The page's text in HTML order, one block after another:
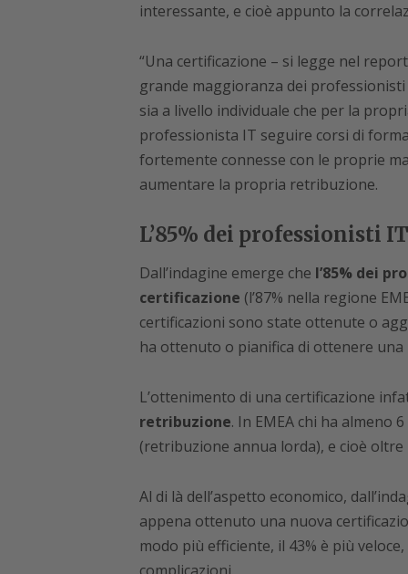
interessante, e cioè appunto la
“Una certificazione – si legge nel
grande maggioranza dei
sia a livello individuale che per la
professionista IT seguire corsi di
fortemente connesse con le proprie
aumentare la propria retribuzione.
L’85% dei professionisti
Dall’indagine emerge che l’85% dei
certificazione (l’87% nella regione
certificazioni sono state ottenute o
ha ottenuto o pianifica di ottenere una
L’ottenimento di una certificazione
retribuzione. In EMEA chi ha almeno
(retribuzione annua lorda), e cioè oltre
Al di là dell’aspetto economico,
appena ottenuto una nuova
modo più efficiente, il 43% è più